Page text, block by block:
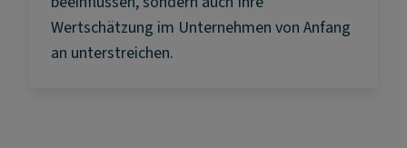
Wertschätzung im Unternehmen von Anfang
an unterstreichen.